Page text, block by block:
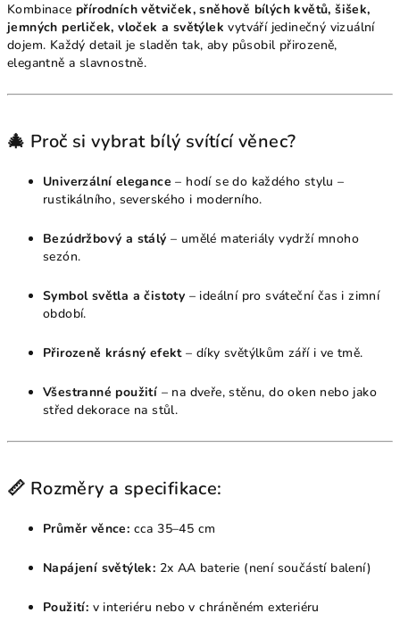
Kombinace přírodních větviček, sněhově bílých květů, šišek,
jemných perliček, vloček a světýlek vytváří jedinečný vizuální
dojem. Každý detail je sladěn tak, aby působil přirozeně,
elegantně a slavnostně.
🎄 Proč si vybrat bílý svítící věnec?
Univerzální elegance – hodí se do každého stylu –
rustikálního, severského i moderního.
Bezúdržbový a stálý – umělé materiály vydrží mnoho
sezón.
Symbol světla a čistoty – ideální pro sváteční čas i zimní
období.
Přirozeně krásný efekt– díky světýlkům září i ve tmě.
Všestranné použití – na dveře, stěnu, do oken nebo jako
střed dekorace na stůl.
📏 Rozměry a specifikace:
Průměr věnce: cca 35–45 cm
Napájení světýlek: 2x AA baterie (není součástí balení)
Použití: v interiéru nebo v chráněném exteriéru